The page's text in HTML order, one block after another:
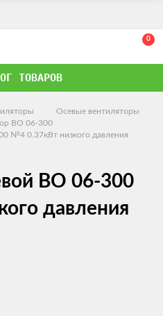
0
ТОВАРОВ
Осевые вентиляторы
ВО 06-300
№4 0.37кВт низкого давления
ВО 06-300
давления